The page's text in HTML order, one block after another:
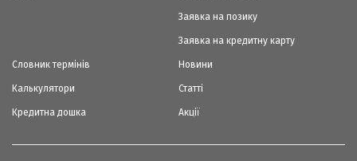
Заявка на позику
Заявка на кредитну карту
Словник термінів
Калькулятори
Кредитна дошка
Новини
Статті
Акції